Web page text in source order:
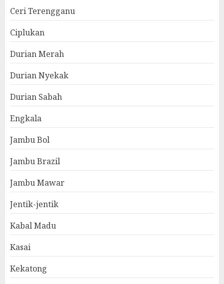
Ceri Terengganu
Ciplukan
Durian Merah
Durian Nyekak
Durian Sabah
Engkala
Jambu Bol
Jambu Brazil
Jambu Mawar
Jentik-jentik
Kabal Madu
Kasai
Kekatong